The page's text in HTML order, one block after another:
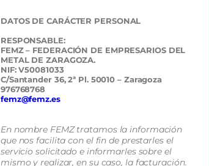
DATOS DE CARÁCTER PERSONAL
RESPONSABLE:
FEMZ – FEDERACIÓN DE EMPRESARIOS DEL
METAL DE ZARAGOZA.
NIF: V50081033
C/Santander 36, 2ª Pl. 50010 – Zaragoza
976768768
femz@femz.es
En nombre FEMZ tratamos la información
que nos facilita con el fin de prestarles el
servicio solicitado e informarles sobre el
mismo y realizar, en su caso, la facturación.